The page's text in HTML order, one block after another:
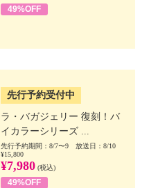
49%OFF
先行予約受付中
ラ・バガジェリー 復刻！バ
イカラーシリーズ ...
先行予約期間：8/7〜9 放送日：8/10
¥15,800
¥7,980 (税込)
49%OFF